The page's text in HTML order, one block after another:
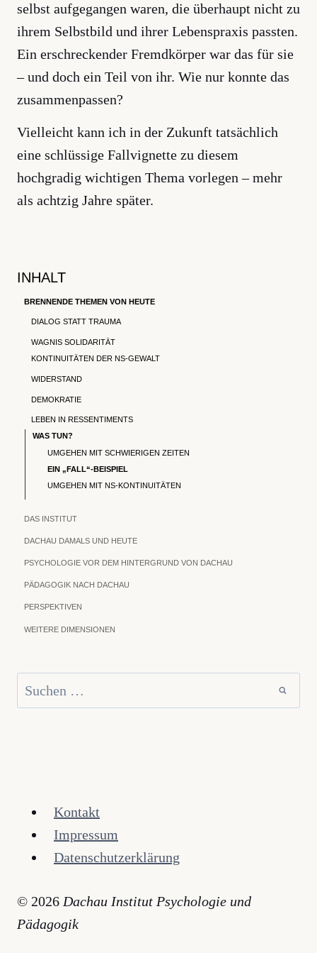
selbst aufgegangen waren, die überhaupt nicht zu
ihrem Selbstbild und ihrer Lebenspraxis passten.
Ein erschreckender Fremdkörper war das für sie
– und doch ein Teil von ihr. Wie nur konnte das
zusammenpassen?
Vielleicht kann ich in der Zukunft tatsächlich
eine schlüssige Fallvignette zu diesem
hochgradig wichtigen Thema vorlegen – mehr
als achtzig Jahre später.
INHALT
BRENNENDE THEMEN VON HEUTE
DIALOG STATT TRAUMA
WAGNIS SOLIDARITÄT
KONTINUITÄTEN DER NS-GEWALT
WIDERSTAND
DEMOKRATIE
LEBEN IN RESSENTIMENTS
WAS TUN?
UMGEHEN MIT SCHWIERIGEN ZEITEN
EIN „FALL“-BEISPIEL
UMGEHEN MIT NS-KONTINUITÄTEN
DAS INSTITUT
DACHAU DAMALS UND HEUTE
PSYCHOLOGIE VOR DEM HINTERGRUND VON DACHAU
PÄDAGOGIK NACH DACHAU
PERSPEKTIVEN
WEITERE DIMENSIONEN
nach:
Kontakt
Impressum
Datenschutzerklärung
© 2026 Dachau Institut Psychologie und
Pädagogik